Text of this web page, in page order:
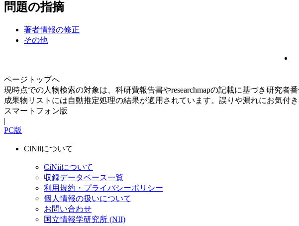
問題の指摘
著者情報の修正
その他
ページトップへ
現時点での人物検索の対象は、科研費報告書やresearchmapの記載に基づき研究者
成果物リストには自動推定処理の結果が適用されています。誤りや漏れにお気付
スマートフォン版
|
PC版
CiNiiについて
CiNiiについて
収録データベース一覧
利用規約・プライバシーポリシー
個人情報の扱いについて
お問い合わせ
国立情報学研究所 (NII)